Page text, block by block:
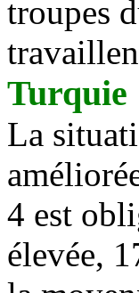
troupes
Turquie
La
4 est
élevée,